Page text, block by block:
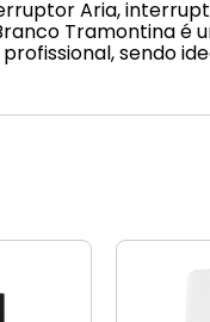
Aria,
Tramontina é
sendo